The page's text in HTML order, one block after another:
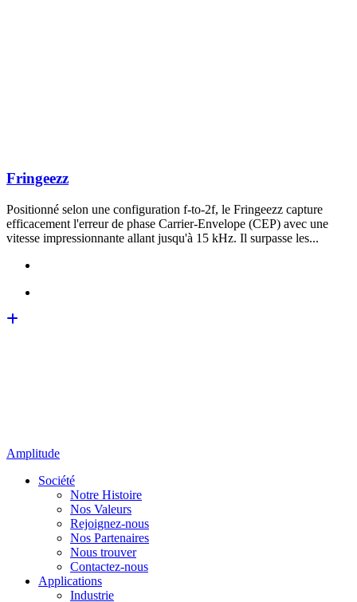
Fringeezz
Positionné selon une configuration f-to-2f, le Fringeezz capture
efficacement l'erreur de phase Carrier-Envelope (CEP) avec une
vitesse impressionnante allant jusqu'à 15 kHz. Il surpasse les...
Amplitude
Société
Notre Histoire
Nos Valeurs
Rejoignez-nous
Nos Partenaires
Nous trouver
Contactez-nous
Applications
Industrie